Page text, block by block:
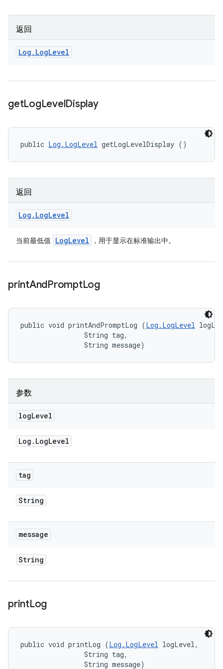
返回
Log . LogLevel
getLogLevelDisplay
public Log.LogLevel getLogLevelDisplay ()
返回
Log . LogLevel
当前最低值 LogLevel ，用于显示在标准输出中。
printAndPromptLog
public void printAndPromptLog (Log.LogLevel
                String tag,
                String message)
参数
logLevel
Log . LogLevel
tag
String
message
String
printLog
public void printLog (Log.LogLevel logLevel,
                String tag,
                String message)